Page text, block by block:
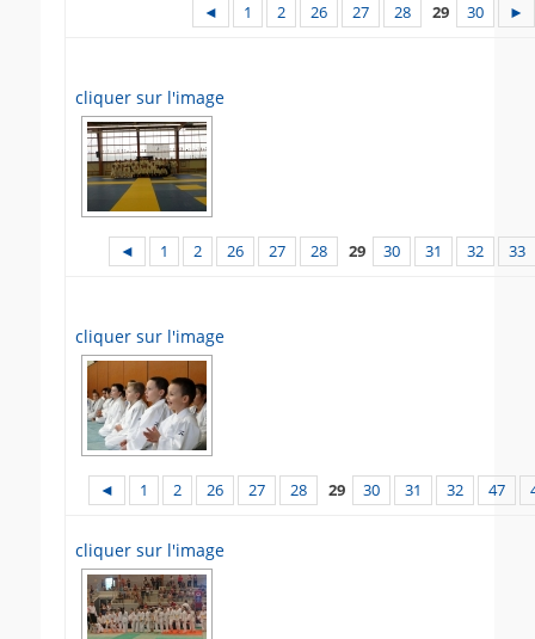
◄ 1 2 26 27 28 29 30 ►
cliquer sur l'image
◄ 1 2 26 27 28 29 30 31 32 33
cliquer sur l'image
◄ 1 2 26 27 28 29 30 31 32 47
cliquer sur l'image